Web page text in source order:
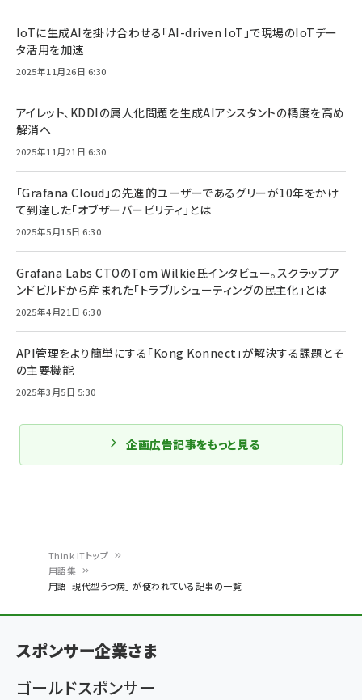
ン
く
ず
Think ITトップ
用語集
用語「現代型うつ病」 が使われている記事の一覧
IoTに生成AIを掛け合わせる「AI-driven IoT」で現場のIoTデー
タ活用を加速
2025年11月26日 6:30
アイレット、KDDIの属人化問題を生成AIアシスタントの精度を高め
解消へ
2025年11月21日 6:30
「Grafana Cloud」の先進的ユーザーであるグリーが10年をかけ
て到達した「オブザーバービリティ」とは
2025年5月15日 6:30
Grafana Labs CTOのTom Wilkie氏インタビュー。スクラップア
ンドビルドから産まれた「トラブルシューティングの民主化」とは
2025年4月21日 6:30
API管理をより簡単にする「Kong Konnect」が解決する課題とそ
の主要機能
2025年3月5日 5:30
企画広告記事をもっと見る
スポンサー企業さま
ゴールドスポンサー